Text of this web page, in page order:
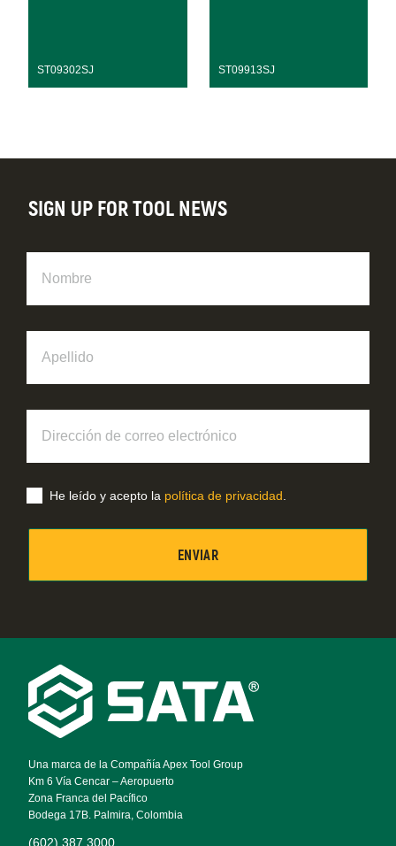
ST09302SJ ST09913SJ
Footer
Navigation
Una marca de la Compañía Apex Tool Group
Km 6 Vía Cencar – Aeropuerto
Zona Franca del Pacífico
Bodega 17B. Palmira, Colombia
(602) 387 3000
SIGN UP FOR TOOL NEWS
correo
electrónico
He leído y acepto la política de privacidad